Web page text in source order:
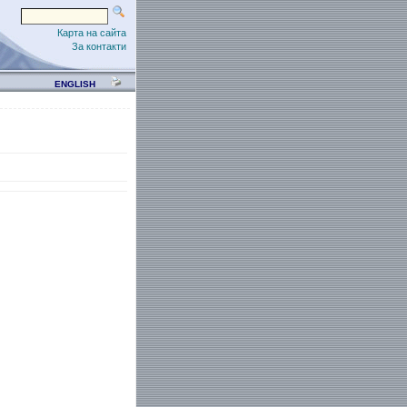
Карта на сайта
За контакти
ENGLISH